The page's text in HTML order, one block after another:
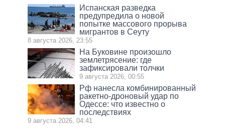
Испанская разведка
предупредила о новой
попытке массового прорыва
мигрантов в Сеуту
8 августа 2026, 23:55
На Буковине произошло
землетрясение: где
зафиксировали толчки
9 августа 2026, 00:55
Рф нанесла комбинированный
ракетно-дроновый удар по
Одессе: что известно о
последствиях
9 августа 2026, 04:41